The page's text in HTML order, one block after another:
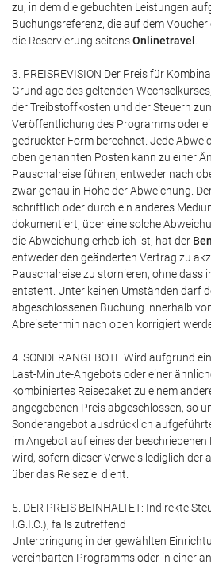
zu, in dem die gebuchten Leistungen
Buchungsreferenz, die auf dem
die Reservierung seitensOnlinetravel
3. PREISREVISION Der Preis für
Grundlage des geltenden
der Treibstoffkosten und der Steuern
Veröffentlichung des Programms oder
gedruckter Form berechnet. Jede
oben genannten Posten kann zu einer
Pauschalreise führen, entweder nach
zwar genau in Höhe der Abweichung.
schriftlich oder durch ein anderes
dokumentiert, über eine solche
die Abweichung erheblich ist, hat der
entweder den geänderten Vertrag zu
Pauschalreise zu stornieren, ohne dass
entsteht. Unter keinen Umständen darf
abgeschlossenen Buchung innerhalb
Abreisetermin nach oben korrigiert
4. SONDERANGEBOTE Wird aufgrund
Last-Minute-Angebots oder einer
kombiniertes Reisepaket zu einem
angegebenen Preis abgeschlossen, so
Sonderangebot ausdrücklich
im Angebot auf eines der
wird, sofern dieser Verweis lediglich der
über das Reiseziel dient.
5. DER PREIS BEINHALTET: Indirekte
I.G.I.C.), falls zutreffend
Unterbringung in der gewählten
vereinbarten Programms oder in einer